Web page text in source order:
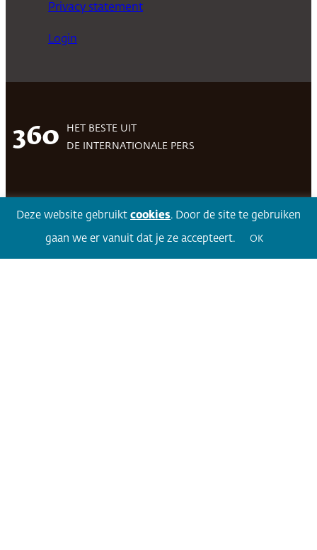
Privacy statement
Login
360
HET BESTE UIT
DE INTERNATIONALE PERS
Volg 360Facebook LinkedIn Twitter
Deze website gebruikt cookies. Door de site te gebruiken
gaan we er vanuit dat je ze accepteert. OK